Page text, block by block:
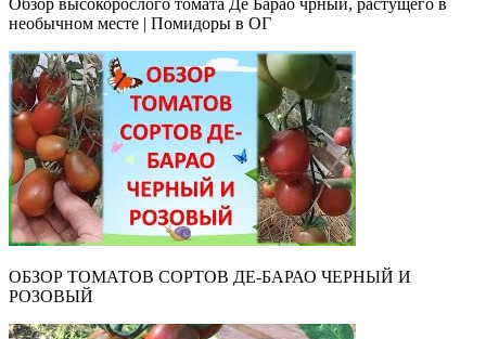
необычном месте | Помидоры в ОГ
ОБЗОР ТОМАТОВ СОРТОВ ДЕ-БАРАО ЧЕРНЫЙ И
РОЗОВЫЙ